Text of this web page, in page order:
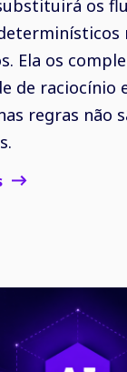
os
Ela os
de raciocínio
regras não